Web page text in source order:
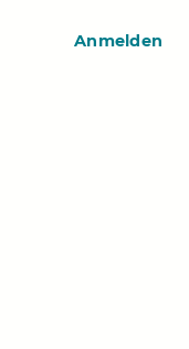
Anmelden